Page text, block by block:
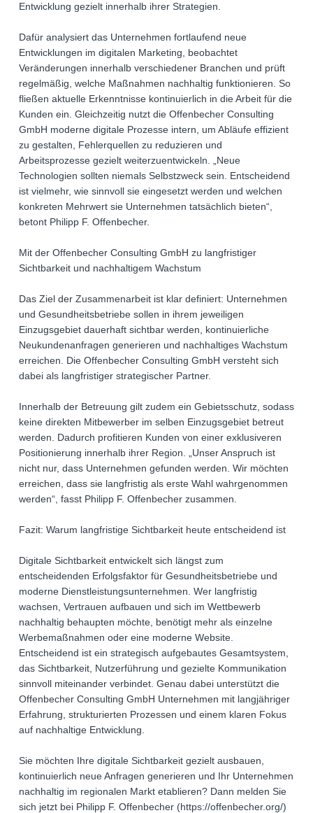
Entwicklung gezielt innerhalb ihrer Strategien.
Dafür analysiert das Unternehmen fortlaufend neue
Entwicklungen im digitalen Marketing, beobachtet
Veränderungen innerhalb verschiedener Branchen und prüft
regelmäßig, welche Maßnahmen nachhaltig funktionieren. So
fließen aktuelle Erkenntnisse kontinuierlich in die Arbeit für die
Kunden ein. Gleichzeitig nutzt die Offenbecher Consulting
GmbH moderne digitale Prozesse intern, um Abläufe effizient
zu gestalten, Fehlerquellen zu reduzieren und
Arbeitsprozesse gezielt weiterzuentwickeln. „Neue
Technologien sollten niemals Selbstzweck sein. Entscheidend
ist vielmehr, wie sinnvoll sie eingesetzt werden und welchen
konkreten Mehrwert sie Unternehmen tatsächlich bieten“,
betont Philipp F. Offenbecher.
Mit der Offenbecher Consulting GmbH zu langfristiger
Sichtbarkeit und nachhaltigem Wachstum
Das Ziel der Zusammenarbeit ist klar definiert: Unternehmen
und Gesundheitsbetriebe sollen in ihrem jeweiligen
Einzugsgebiet dauerhaft sichtbar werden, kontinuierliche
Neukundenanfragen generieren und nachhaltiges Wachstum
erreichen. Die Offenbecher Consulting GmbH versteht sich
dabei als langfristiger strategischer Partner.
Innerhalb der Betreuung gilt zudem ein Gebietsschutz, sodass
keine direkten Mitbewerber im selben Einzugsgebiet betreut
werden. Dadurch profitieren Kunden von einer exklusiveren
Positionierung innerhalb ihrer Region. „Unser Anspruch ist
nicht nur, dass Unternehmen gefunden werden. Wir möchten
erreichen, dass sie langfristig als erste Wahl wahrgenommen
werden“, fasst Philipp F. Offenbecher zusammen.
Fazit: Warum langfristige Sichtbarkeit heute entscheidend ist
Digitale Sichtbarkeit entwickelt sich längst zum
entscheidenden Erfolgsfaktor für Gesundheitsbetriebe und
moderne Dienstleistungsunternehmen. Wer langfristig
wachsen, Vertrauen aufbauen und sich im Wettbewerb
nachhaltig behaupten möchte, benötigt mehr als einzelne
Werbemaßnahmen oder eine moderne Website.
Entscheidend ist ein strategisch aufgebautes Gesamtsystem,
das Sichtbarkeit, Nutzerführung und gezielte Kommunikation
sinnvoll miteinander verbindet. Genau dabei unterstützt die
Offenbecher Consulting GmbH Unternehmen mit langjähriger
Erfahrung, strukturierten Prozessen und einem klaren Fokus
auf nachhaltige Entwicklung.
Sie möchten Ihre digitale Sichtbarkeit gezielt ausbauen,
kontinuierlich neue Anfragen generieren und Ihr Unternehmen
nachhaltig im regionalen Markt etablieren? Dann melden Sie
sich jetzt bei Philipp F. Offenbecher (https://offenbecher.org/)